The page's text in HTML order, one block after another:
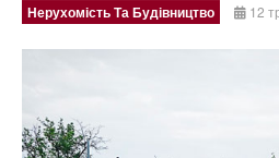
Нерухомість Та Будівництво 12